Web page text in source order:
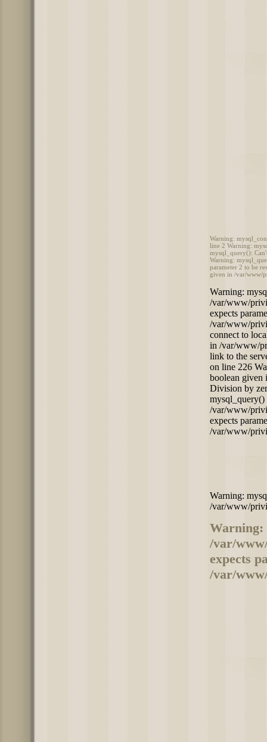
Warning:
line 2 Warning:
mysql_query():
Warning:
parameter 2 to be
given in /var/www/
Warning:
/var/www/
expects
/var/www/
connect to
in /var/www/
link to the
on line 226
boolean given
Division by
mysql_query()
/var/www/
expects
/var/www/
Warning:
/var/www/
Warning:
/var/
expects
/var/